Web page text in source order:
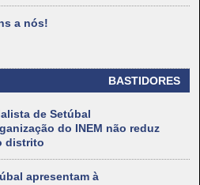
a nós!
BASTIDORES
de Setúbal
do INEM não reduz
distrito
apresentam à